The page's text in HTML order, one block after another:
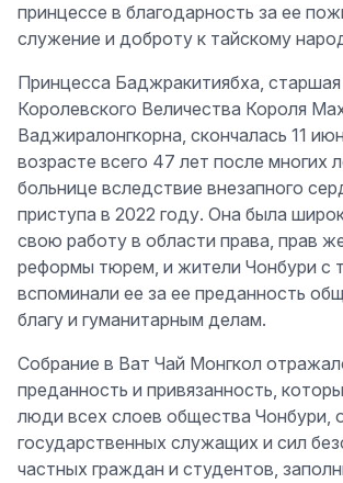
принцессе в благодарность за ее
служение и доброту к тайскому
Принцесса Баджракитиябха, старшая
Королевского Величества Короля
Ваджиралонгкорна, скончалась 11
возрасте всего 47 лет после многих
больнице вследствие внезапного
приступа в 2022 году. Она была
свою работу в области права, прав
реформы тюрем, и жители Чонбури с
вспоминали ее за ее преданность
благу и гуманитарным делам.
Собрание в Ват Чай Монгкол
преданность и привязанность,
люди всех слоев общества Чонбури,
государственных служащих и сил
частных граждан и студентов,